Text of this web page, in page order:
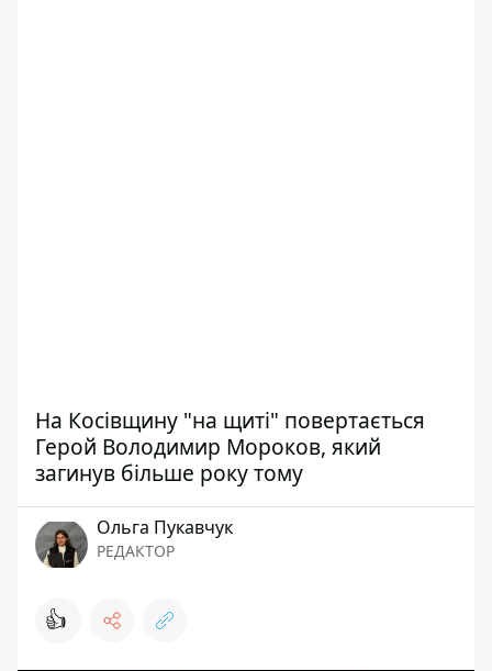
На Косівщину "на щиті" повертається
Герой Володимир Мороков, який
загинув більше року тому
Ольга Пукавчук
РЕДАКТОР
👍